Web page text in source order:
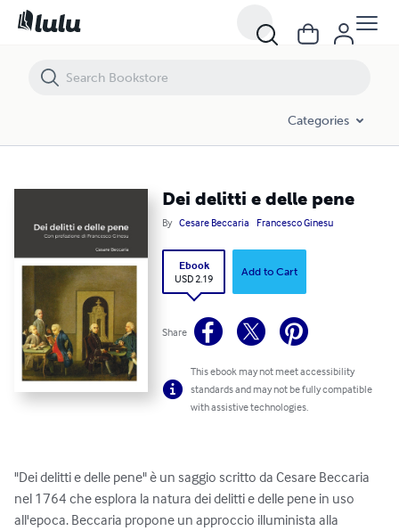
Categories
Dei delitti e delle pene
By Cesare Beccaria Francesco Ginesu
Ebook
USD 2.19
Add to Cart
Share
This ebook may not meet accessibility
standards and may not be fully compatible
with assistive technologies.
"Dei delitti e delle pene" è un saggio scritto da Cesare Beccaria
nel 1764 che esplora la natura dei delitti e delle pene in uso
all'epoca. Beccaria propone un approccio illuminista alla
Dei delitti e delle pene